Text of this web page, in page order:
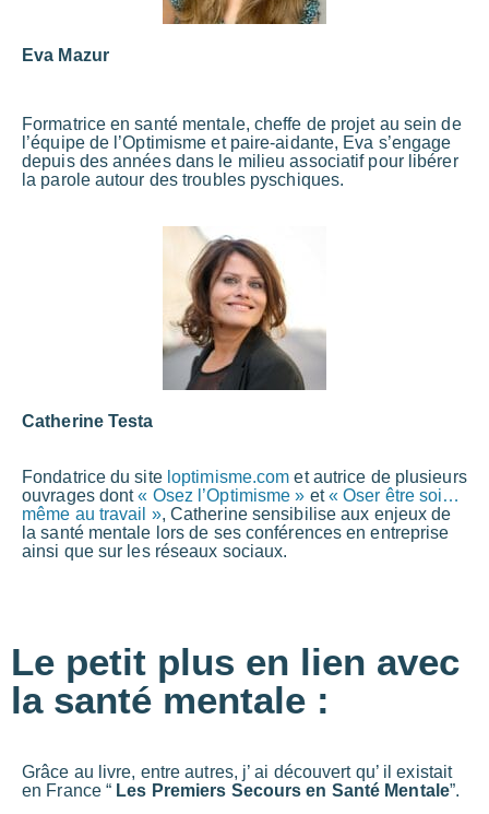
Eva Mazur
Formatrice en santé mentale, cheffe de projet au sein de
l’équipe de l’Optimisme et paire-aidante, Eva s’engage
depuis des années dans le milieu associatif pour libérer
la parole autour des troubles pyschiques.
Catherine Testa
Fondatrice du site loptimisme.com et autrice de plusieurs
ouvrages dont« Osez l’Optimisme » et« Oser être soi…
même au travail », Catherine sensibilise aux enjeux de
la santé mentale lors de ses conférences en entreprise
ainsi que sur les réseaux sociaux.
Le petit plus en lien avec
la santé mentale :
Grâce au livre, entre autres, j’ ai découvert qu’ il existait
en France “ Les Premiers Secours en Santé Mentale”.